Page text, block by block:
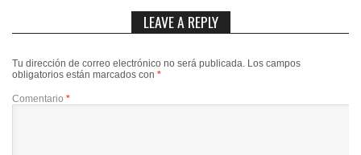
LEAVE A REPLY
Tu dirección de correo electrónico no será publicada. Los campos
obligatorios están marcados con *
Comentario *